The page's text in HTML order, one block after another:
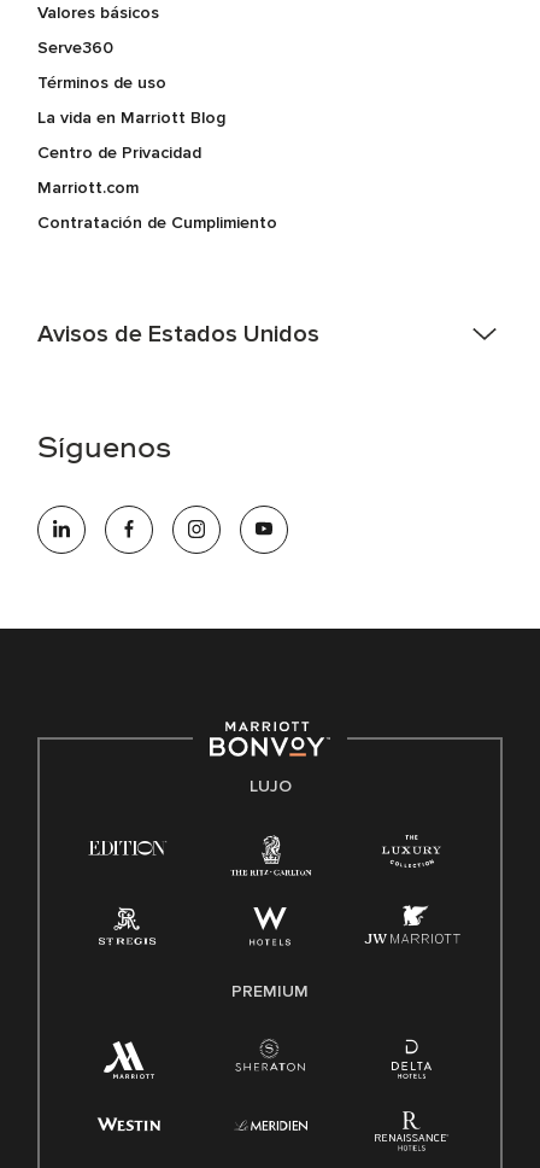
Valores básicos
Serve360
Términos de uso
La vida en Marriott Blog
Centro de Privacidad
Marriott.com
Contratación de Cumplimiento
Avisos de Estados Unidos
electrónico hqaffirmativeaction@marriott.com
oportunidades que se compromete a contratar una fuerza
de trabajo diversa y a mantener una cultura inclusiva.
Derecho a trabajar inglés/español
Conozca sus derechos
Ley de licencia familiar y médica (FMLA)
Síguenos
LUJO
PREMIUM